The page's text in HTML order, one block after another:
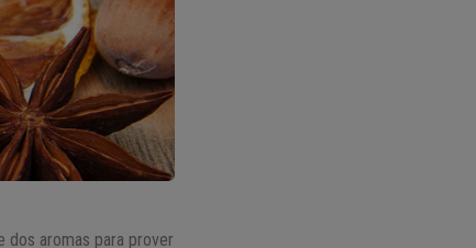
dos aromas para prover